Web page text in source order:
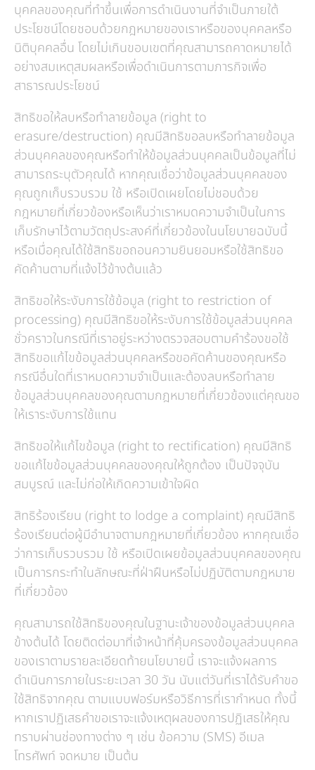
บุคคลของคุณที่ทำขึ้นเพื่อการดำเนินงานที่จำเป็นภายใต้
ประโยชน์โดยชอบด้วยกฎหมายของเราหรือของบุคคลหรือ
นิติบุคคลอื่น โดยไม่เกินขอบเขตที่คุณสามารถคาดหมายได้
อย่างสมเหตุสมผลหรือเพื่อดำเนินการตามภารกิจเพื่อ
สาธารณประโยชน์
สิทธิขอให้ลบหรือทำลายข้อมูล (right to
erasure/destruction) คุณมีสิทธิขอลบหรือทำลายข้อมูล
ส่วนบุคคลของคุณหรือทำให้ข้อมูลส่วนบุคคลเป็นข้อมูลที่ไม่
สามารถระบุตัวคุณได้ หากคุณเชื่อว่าข้อมูลส่วนบุคคลของ
คุณถูกเก็บรวบรวม ใช้ หรือเปิดเผยโดยไม่ชอบด้วย
กฎหมายที่เกี่ยวข้องหรือเห็นว่าเราหมดความจำเป็นในการ
เก็บรักษาไว้ตามวัตถุประสงค์ที่เกี่ยวข้องในนโยบายฉบับนี้
หรือเมื่อคุณได้ใช้สิทธิขอถอนความยินยอมหรือใช้สิทธิขอ
คัดค้านตามที่แจ้งไว้ข้างต้นแล้ว
สิทธิขอให้ระงับการใช้ข้อมูล (right to restriction of
processing) คุณมีสิทธิขอให้ระงับการใช้ข้อมูลส่วนบุคคล
ชั่วคราวในกรณีที่เราอยู่ระหว่างตรวจสอบตามคำร้องขอใช้
สิทธิขอแก้ไขข้อมูลส่วนบุคคลหรือขอคัดค้านของคุณหรือ
กรณีอื่นใดที่เราหมดความจำเป็นและต้องลบหรือทำลาย
ข้อมูลส่วนบุคคลของคุณตามกฎหมายที่เกี่ยวข้องแต่คุณขอ
ให้เราระงับการใช้แทน
สิทธิขอให้แก้ไขข้อมูล (right to rectification) คุณมีสิทธิ
ขอแก้ไขข้อมูลส่วนบุคคลของคุณให้ถูกต้อง เป็นปัจจุบัน
สมบูรณ์ และไม่ก่อให้เกิดความเข้าใจผิด
สิทธิร้องเรียน (right to lodge a complaint) คุณมีสิทธิ
ร้องเรียนต่อผู้มีอำนาจตามกฎหมายที่เกี่ยวข้อง หากคุณเชื่อ
ว่าการเก็บรวบรวม ใช้ หรือเปิดเผยข้อมูลส่วนบุคคลของคุณ
เป็นการกระทำในลักษณะที่ฝ่าฝืนหรือไม่ปฏิบัติตามกฎหมาย
ที่เกี่ยวข้อง
คุณสามารถใช้สิทธิของคุณในฐานะเจ้าของข้อมูลส่วนบุคคล
ข้างต้นได้ โดยติดต่อมาที่เจ้าหน้าที่คุ้มครองข้อมูลส่วนบุคคล
ของเราตามรายละเอียดท้ายนโยบายนี้ เราจะแจ้งผลการ
ดำเนินการภายในระยะเวลา 30 วัน นับแต่วันที่เราได้รับคำขอ
ใช้สิทธิจากคุณ ตามแบบฟอร์มหรือวิธีการที่เรากำหนด ทั้งนี้
หากเราปฏิเสธคำขอเราจะแจ้งเหตุผลของการปฏิเสธให้คุณ
ทราบผ่านช่องทางต่าง ๆ เช่น ข้อความ (SMS) อีเมล
โทรศัพท์ จดหมาย เป็นต้น